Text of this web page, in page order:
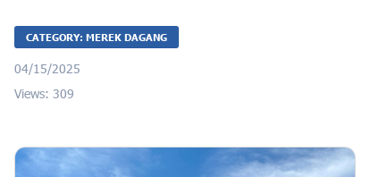
CATEGORY: MEREK DAGANG
04/15/2025
Views: 309